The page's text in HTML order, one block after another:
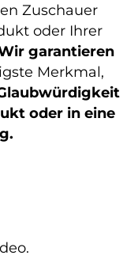
Zuschauer
oder Ihrer
garantieren
Merkmal,
oder in eine